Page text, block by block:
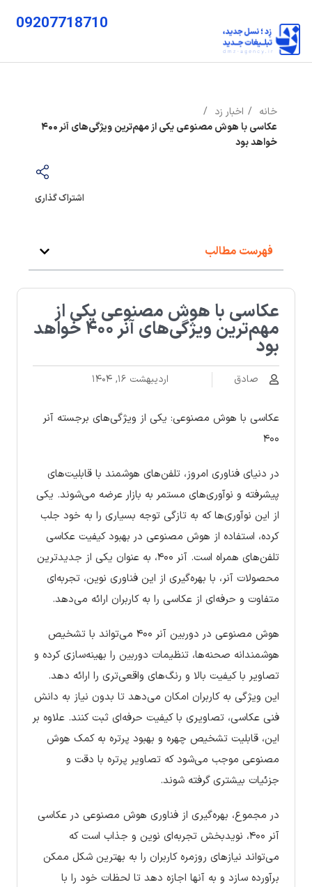
09207718710
خانه
اخبار زد
عکاسی با هوش مصنوعی یکی از مهم‌ترین ویژگی‌های آنر ۴۰۰
خواهد بود
اشتراک گذاری
فهرست مطالب
عکاسی با هوش مصنوعی یکی از
مهم‌ترین ویژگی‌های آنر ۴۰۰ خواهد
بود
صادق اردیبهشت ۱۶, ۱۴۰۴
عکاسی با هوش مصنوعی: یکی از ویژگی‌های برجسته آنر
۴۰۰
در دنیای فناوری امروز، تلفن‌های هوشمند با قابلیت‌های
پیشرفته و نوآوری‌های مستمر به بازار عرضه می‌شوند. یکی
از این نوآوری‌ها که به تازگی توجه بسیاری را به خود جلب
کرده، استفاده از هوش مصنوعی در بهبود کیفیت عکاسی
تلفن‌های همراه است. آنر ۴۰۰، به عنوان یکی از جدیدترین
محصولات آنر، با بهره‌گیری از این فناوری نوین، تجربه‌ای
متفاوت و حرفه‌ای از عکاسی را به کاربران ارائه می‌دهد.
هوش مصنوعی در دوربین آنر ۴۰۰ می‌تواند با تشخیص
هوشمندانه صحنه‌ها، تنظیمات دوربین را بهینه‌سازی کرده و
تصاویر با کیفیت بالا و رنگ‌های واقعی‌تری را ارائه دهد.
این ویژگی به کاربران امکان می‌دهد تا بدون نیاز به دانش
فنی عکاسی، تصاویری با کیفیت حرفه‌ای ثبت کنند. علاوه بر
این، قابلیت تشخیص چهره و بهبود پرتره به کمک هوش
مصنوعی موجب می‌شود که تصاویر پرتره با دقت و
جزئیات بیشتری گرفته شوند.
در مجموع، بهره‌گیری از فناوری هوش مصنوعی در عکاسی
آنر ۴۰۰، نویدبخش تجربه‌ای نوین و جذاب است که
می‌تواند نیازهای روزمره کاربران را به بهترین شکل ممکن
برآورده سازد و به آنها اجازه دهد تا لحظات خود را با